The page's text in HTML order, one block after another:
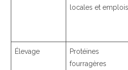
locales et emplois
Élevage
Protéines
fourragères